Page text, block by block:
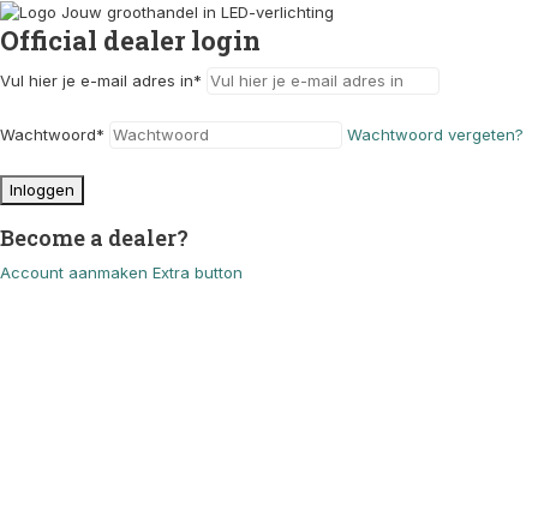
Official dealer login
Vul hier je e-mail adres in*
Wachtwoord* Wachtwoord vergeten?
Inloggen
Become a dealer?
Account aanmaken Extra button